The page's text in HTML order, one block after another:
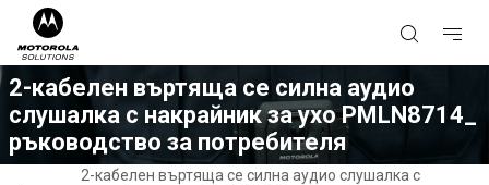
2-кабелен въртяща се силна аудио
слушалка с накрайник за ухо PMLN8714_
ръководство за потребителя
2-кабелен въртяща се силна аудио слушалка с